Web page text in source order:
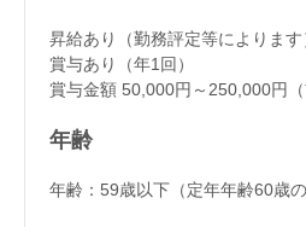
昇給あり（勤務評定等によります
賞与あり（年1回）
賞与金額 50,000円～250,000円（
年齢
年齢：59歳以下（定年年齢60歳の